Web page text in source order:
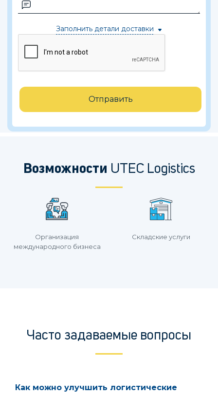
Заполнить детали доставки
Отправить
Возможности UTEC Logistics
Организация
международного бизнеса
Складские услуги
Часто задаваемые вопросы
Как можно улучшить логистические